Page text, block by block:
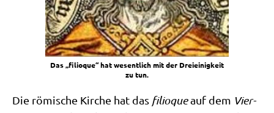
Das „fili­o­que“ hat wesent­lich mit der Drei­ei­nig­keit
zu tun.
Die römi­sche Kir­che hat das fili­o­queauf dem Vier­